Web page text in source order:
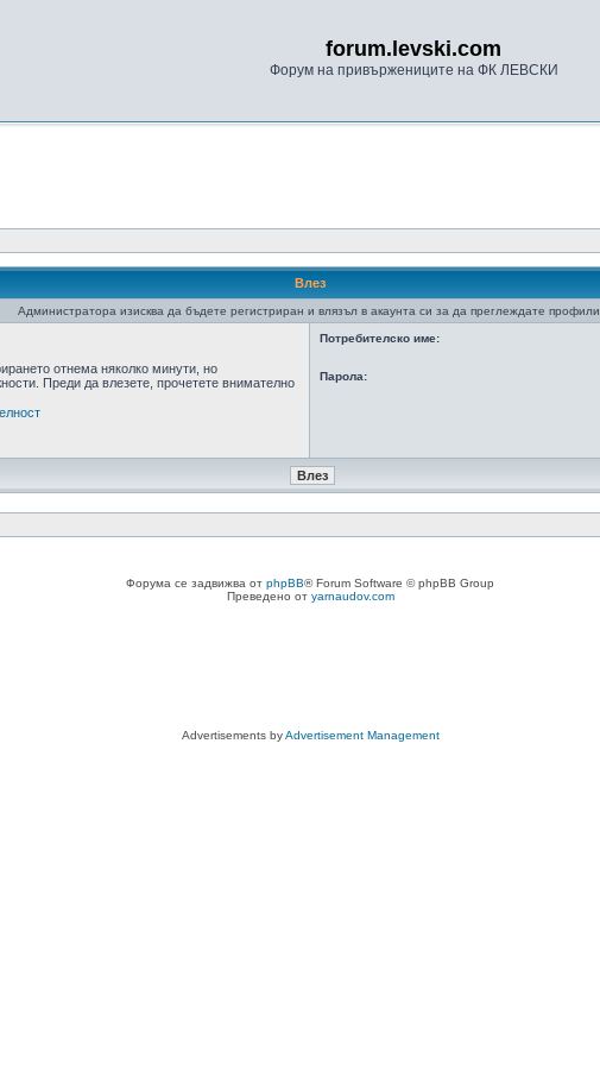
forum.levski.com
Форум на привържениците на ФК ЛЕВСКИ
Влез
Администратора изисква да бъдете регистриран и влязъл в акаунта си за да преглеждате профили.
отнема няколко минути, но
Преди да влезете, прочетете внимателно
Потребителско име:
Парола:
Форума се задвижва от phpBB® Forum Software © phpBB Group
Преведено от yarnaudov.com
Advertisements byAdvertisement Management